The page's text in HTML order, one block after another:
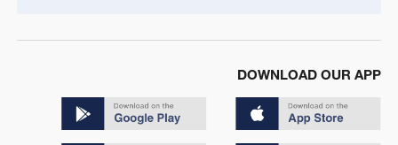
DOWNLOAD OUR APP